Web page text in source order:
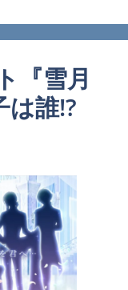
『雪月
は誰!?